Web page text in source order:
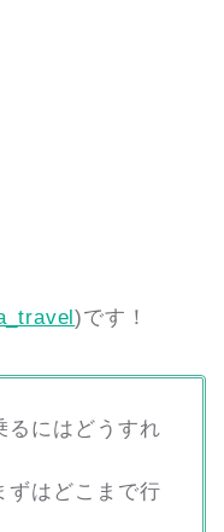
)です！
るにはどうすれ
ずはどこまで行